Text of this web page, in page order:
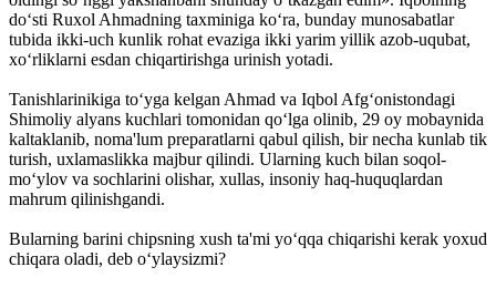
do‘sti Ruxol Ahmadning taxminiga ko‘ra, bunday munosabatlar
tubida ikki-uch kunlik rohat evaziga ikki yarim yillik azob-uqubat,
xo‘rliklarni esdan chiqartirishga urinish yotadi.
Tanishlarinikiga to‘yga kelgan Ahmad va Iqbol Afg‘onistondagi
Shimoliy alyans kuchlari tomonidan qo‘lga olinib, 29 oy mobaynida
kaltaklanib, noma'lum preparatlarni qabul qilish, bir necha kunlab tik
turish, uxlamaslikka majbur qilindi. Ularning kuch bilan soqol-
mo‘ylov va sochlarini olishar, xullas, insoniy haq-huquqlardan
mahrum qilinishgandi.
Bularning barini chipsning xush ta'mi yo‘qqa chiqarishi kerak yoxud
chiqara oladi, deb o‘ylaysizmi?